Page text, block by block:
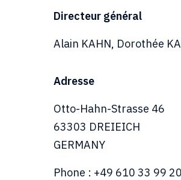
Directeur général
Alain KAHN, Dorothée
Adresse
Otto-Hahn-Strasse 46
63303 DREIEICH
GERMANY
Phone : +49 610 33 99 20